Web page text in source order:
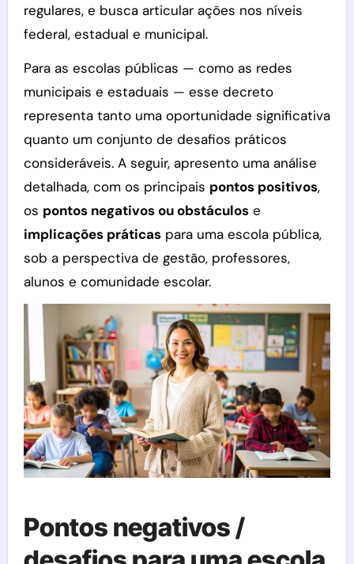
regulares, e busca articular ações nos níveis
federal, estadual e municipal.
Para as escolas públicas — como as redes
municipais e estaduais — esse decreto
representa tanto uma oportunidade significativa
quanto um conjunto de desafios práticos
consideráveis. A seguir, apresento uma análise
detalhada, com os principais pontos positivos,
os pontos negativos ou obstáculose
implicações práticaspara uma escola pública,
sob a perspectiva de gestão, professores,
alunos e comunidade escolar.
Pontos negativos /